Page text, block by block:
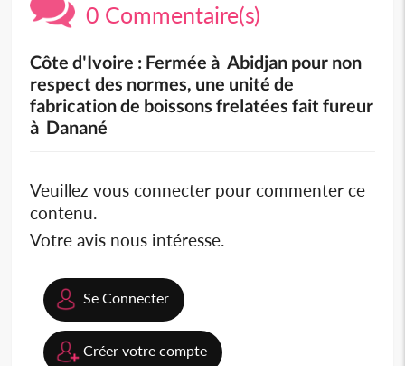
0 Commentaire(s)
Côte d'Ivoire : Fermée à Abidjan pour non
respect des normes, une unité de
fabrication de boissons frelatées fait fureur
à Danané
Veuillez vous connecter pour commenter ce
contenu.
Votre avis nous intéresse.
Se Connecter
Créer votre compte